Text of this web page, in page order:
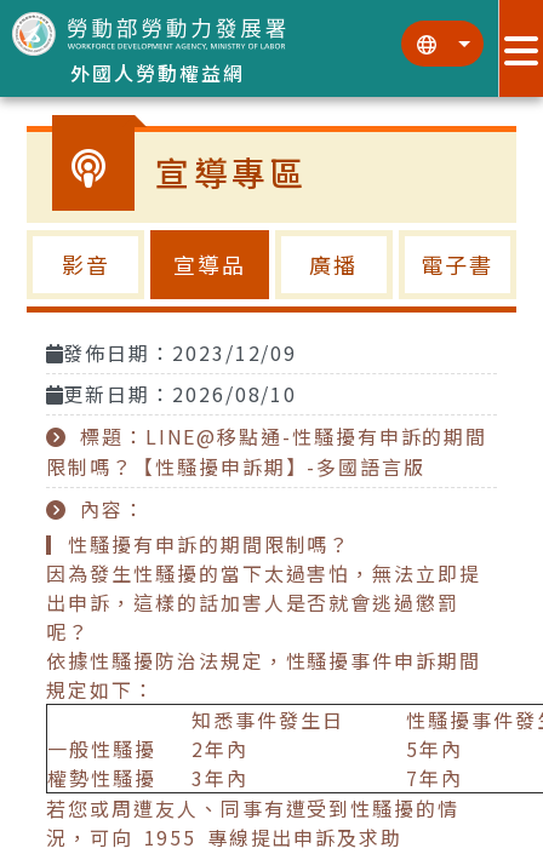
跳到主要內容區塊
外國人勞動權益網
::: :::
宣導專區
影音 宣導品 廣播 電子書
發佈日期：2023/12/09
更新日期：2026/08/10
標題：LINE@移點通-性騷擾有申訴的期間
限制嗎？【性騷擾申訴期】-多國語言版
內容：
▎性騷擾有申訴的期間限制嗎？
因為發生性騷擾的當下太過害怕，無法立即提
出申訴，這樣的話加害人是否就會逃過懲罰
呢？
依據性騷擾防治法規定，性騷擾事件申訴期間
規定如下：
知悉事件發生日
性騷擾事件
一般性騷擾
2年內
5年內
權勢性騷擾
3年內
7年內
若您或周遭友人、同事有遭受到性騷擾的情
況，可向 1955 專線提出申訴及求助